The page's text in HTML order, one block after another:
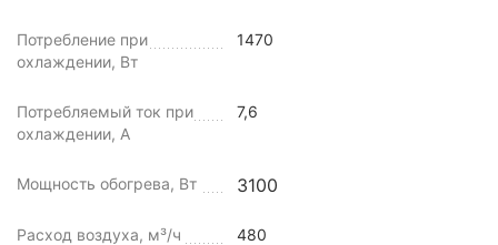
Потребление при
охлаждении, Вт
1470
Потребляемый ток при
охлаждении, А
7,6
Мощность обогрева, Вт 3100
Расход воздуха, м³/ч 480